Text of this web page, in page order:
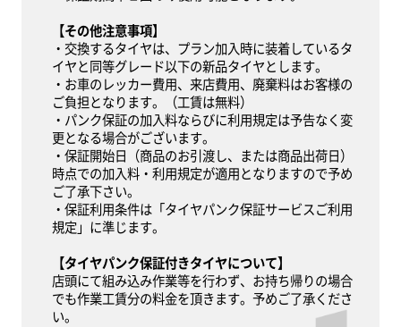
【その他注意事項】
・交換するタイヤは、プラン加入時に装着しているタ
イヤと同等グレード以下の新品タイヤとします。
・お車のレッカー費用、来店費用、廃棄料はお客様の
ご負担となります。（工賃は無料）
・パンク保証の加入料ならびに利用規定は予告なく変
更となる場合がございます。
・保証開始日（商品のお引渡し、または商品出荷日）
時点での加入料・利用規定が適用となりますので予め
ご了承下さい。
・保証利用条件は「タイヤパンク保証サービスご利用
規定」に準じます。
【タイヤパンク保証付きタイヤについて】
店頭にて組み込み作業等を行わず、お持ち帰りの場合
でも作業工賃分の料金を頂きます。予めご了承くださ
い。